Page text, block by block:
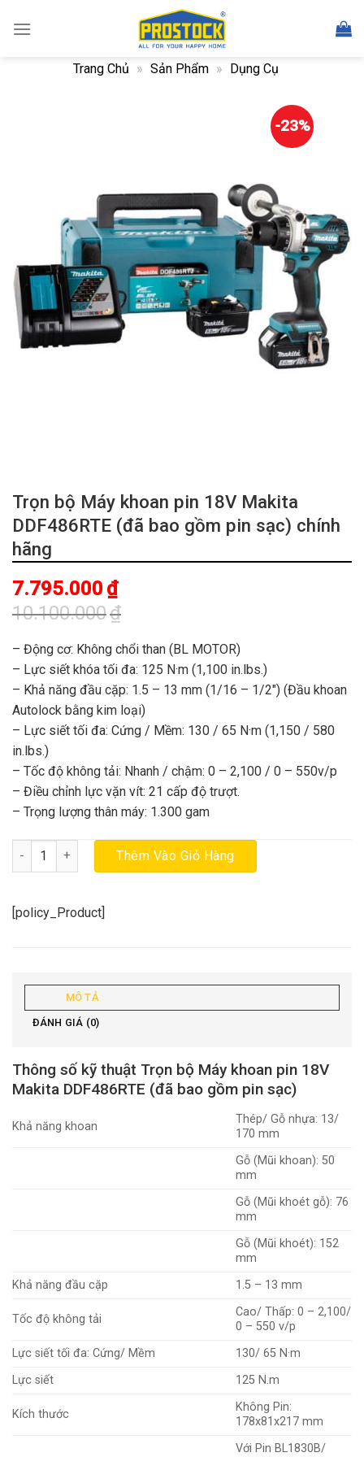
Trang Chủ » Sản Phẩm » Dụng Cụ
-23%
Trọn bộ Máy khoan pin 18V Makita
DDF486RTE (đã bao gồm pin sạc) chính
hãng
10.100.000₫
gốc
là:
10.100.000₫.
7.795.000 ₫
hiện
tại
là:
7.795.000₫.
– Động cơ: Không chổi than (BL MOTOR)
– Lực siết khóa tối đa: 125 N·m (1,100 in.lbs.)
– Khả năng đầu cặp: 1.5 – 13 mm (1/16 – 1/2″) (Đầu khoan
Autolock bằng kim loại)
– Lực siết tối đa: Cứng / Mềm: 130 / 65 N·m (1,150 / 580
in.lbs.)
– Tốc độ không tải: Nhanh / chậm: 0 – 2,100 / 0 – 550v/p
– Điều chỉnh lực vặn vít: 21 cấp độ trượt.
– Trọng lượng thân máy: 1.300 gam
Trọn bộ Máy khoan pin 18V Makita DDF486RTE (đã bao gồm
Thêm Vào Giỏ Hàng
[policy_Product]
MÔ TẢ
ĐÁNH GIÁ (0)
Thông số kỹ thuật Trọn bộ Máy khoan pin 18V
Makita DDF486RTE (đã bao gồm pin sạc)
Khả năng khoan
Thép/ Gỗ nhựa: 13/
170 mm
Gỗ (Mũi khoan): 50
mm
Gỗ (Mũi khoét gỗ): 76
mm
Gỗ (Mũi khoét): 152
mm
Khả năng đầu cặp
1.5 – 13 mm
Tốc độ không tải
Cao/ Thấp: 0 – 2,100/
0 – 550 v/p
Lực siết tối đa: Cứng/ Mềm
130/ 65 N·m
Lực siết
125 N.m
Kích thước
Không Pin:
178x81x217 mm
Với Pin BL1830B/